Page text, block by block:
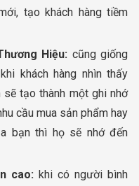
tạo khách hàng tiềm
Hiệu: cũng giống
khách hàng nhìn thấy
tạo thành một ghi nhớ
cầu mua sản phẩm hay
bạn thì họ sẽ nhớ đến
cao: khi có người bình